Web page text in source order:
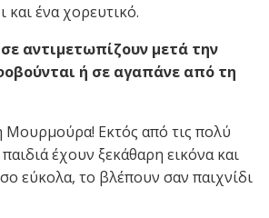
και ένα χορευτικό.
αντιμετωπίζουν μετά την
ή σε αγαπάνε από τη
Μουρμούρα! Εκτός από τις πολύ
παιδιά έχουν ξεκάθαρη εικόνα και
εύκολα, το βλέπουν σαν παιχνίδι